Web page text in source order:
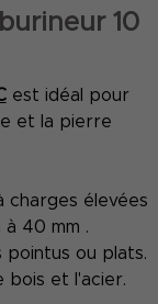
10
est idéal pour
et la pierre
charges élevées
40 mm .
pointus ou plats.
bois et l'acier.